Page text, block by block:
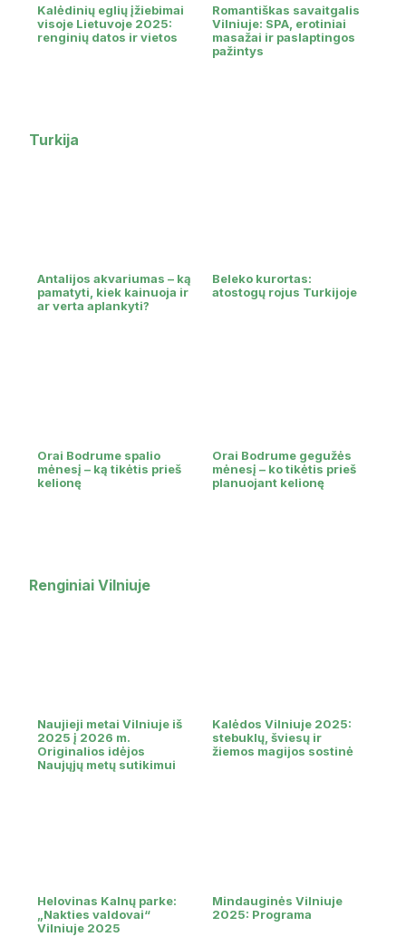
Kalėdinių eglių įžiebimai
visoje Lietuvoje 2025:
renginių datos ir vietos
Romantiškas savaitgalis
Vilniuje: SPA, erotiniai
masažai ir paslaptingos
pažintys
Turkija
Antalijos akvariumas – ką
pamatyti, kiek kainuoja ir
ar verta aplankyti?
Beleko kurortas:
atostogų rojus Turkijoje
Orai Bodrume spalio
mėnesį – ką tikėtis prieš
kelionę
Orai Bodrume gegužės
mėnesį – ko tikėtis prieš
planuojant kelionę
Renginiai Vilniuje
Naujieji metai Vilniuje iš
2025 į 2026 m.
Originalios idėjos
Naujųjų metų sutikimui
Kalėdos Vilniuje 2025:
stebuklų, šviesų ir
žiemos magijos sostinė
Helovinas Kalnų parke:
„Nakties valdovai“
Vilniuje 2025
Mindauginės Vilniuje
2025: Programa